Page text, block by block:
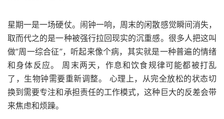
星期一是一场硬仗。闹钟一响，周末的闲散感觉瞬间消失，
取而代之的是一种被强行拉回现实的沉重感。很多人把这叫
做“周一综合征”，听起来像个病，其实就是一种普遍的情绪
和身体反应。 周末两天，作息和饮食规律可能都被打乱
了，生物钟需要重新调整。 心理上，从完全放松的状态切
换到需要专注和承担责任的工作模式，这种巨大的反差会带
来焦虑和烦躁。